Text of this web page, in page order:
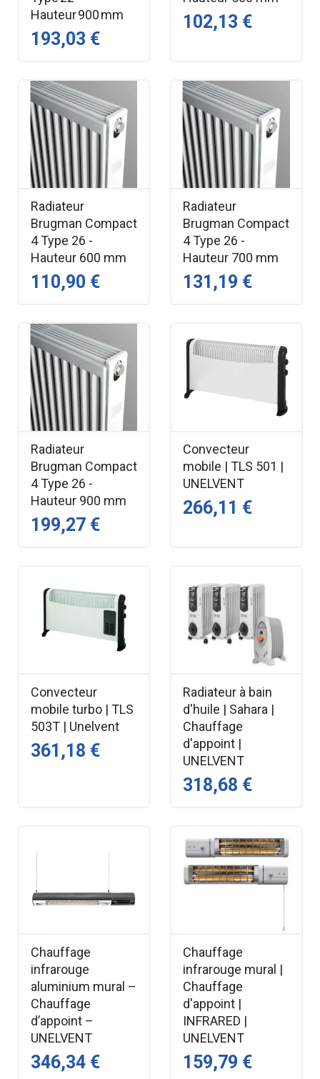
Hauteur 900 mm
193,03 €
102,13 €
Radiateur
Brugman Compact
4 Type 26 -
Hauteur 600 mm
110,90 €
Radiateur
Brugman Compact
4 Type 26 -
Hauteur 700 mm
131,19 €
Radiateur
Brugman Compact
4 Type 26 -
Hauteur 900 mm
199,27 €
Convecteur
mobile | TLS 501 |
UNELVENT
266,11 €
Convecteur
mobile turbo | TLS
503T | Unelvent
361,18 €
Radiateur à bain
d'huile | Sahara |
Chauffage
d'appoint |
UNELVENT
318,68 €
Chauffage
infrarouge
aluminium mural –
Chauffage
d’appoint –
UNELVENT
346,34 €
Chauffage
infrarouge mural |
Chauffage
d'appoint |
INFRARED |
UNELVENT
159,79 €